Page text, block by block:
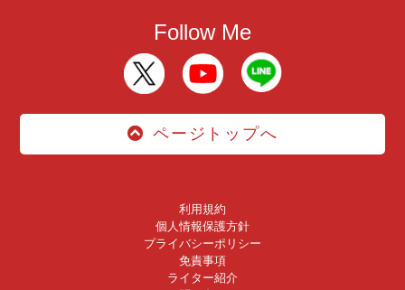
Follow Me
ページトップへ
利用規約
個人情報保護方針
プライバシーポリシー
免責事項
ライター紹介